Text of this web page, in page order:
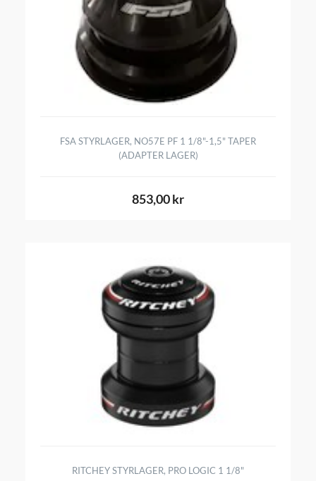
FSA STYRLAGER, NO57E PF 1 1/8"-1,5" TAPER
(ADAPTER LAGER)
853,00 kr
RITCHEY STYRLAGER, PRO LOGIC 1 1/8"